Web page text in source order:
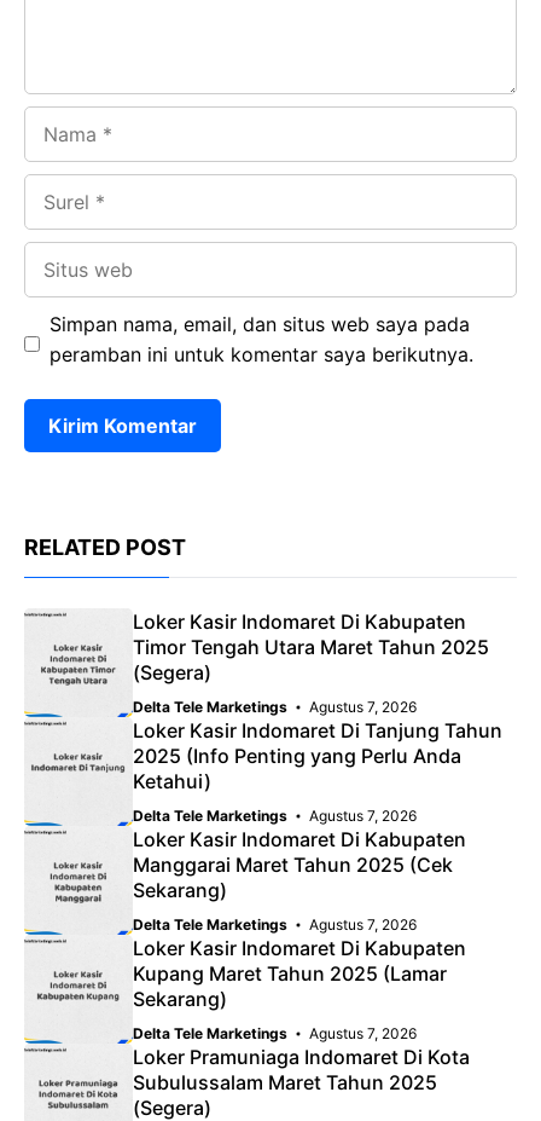
Simpan nama, email, dan situs web saya pada
peramban ini untuk komentar saya berikutnya.
RELATED POST
Loker Kasir Indomaret Di Kabupaten
Timor Tengah Utara Maret Tahun 2025
(Segera)
Delta Tele Marketings Agustus 7, 2026
Loker Kasir Indomaret Di Tanjung Tahun
2025 (Info Penting yang Perlu Anda
Ketahui)
Delta Tele Marketings Agustus 7, 2026
Loker Kasir Indomaret Di Kabupaten
Manggarai Maret Tahun 2025 (Cek
Sekarang)
Delta Tele Marketings Agustus 7, 2026
Loker Kasir Indomaret Di Kabupaten
Kupang Maret Tahun 2025 (Lamar
Sekarang)
Delta Tele Marketings Agustus 7, 2026
Loker Pramuniaga Indomaret Di Kota
Subulussalam Maret Tahun 2025
(Segera)